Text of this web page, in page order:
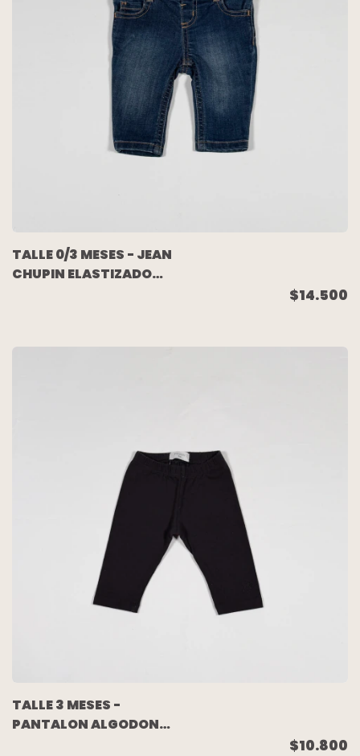
TALLE 0/3 MESES - JEAN
CHUPIN ELASTIZADO
$14.500
TALLE 3 MESES -
PANTALON ALGODON
$10.800